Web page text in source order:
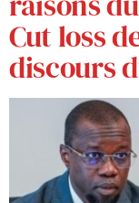
Cut loss
discours